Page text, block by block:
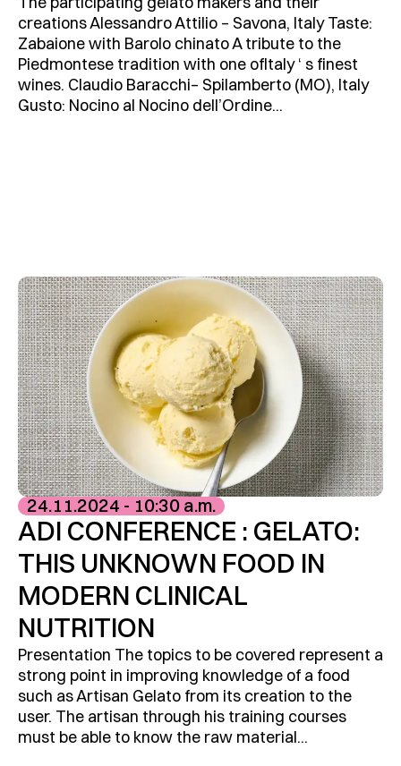
creations Alessandro Attilio – Savona, Italy Taste:
Zabaione with Barolo chinato A tribute to the
Piedmontese tradition with one ofItaly ‘ s finest
wines. Claudio Baracchi– Spilamberto (MO), Italy
Gusto: Nocino al Nocino dell’Ordine...
24.11.2024 - 10:30 a.m.
ADI CONFERENCE : GELATO:
THIS UNKNOWN FOOD IN
MODERN CLINICAL
NUTRITION
Presentation The topics to be covered represent a
strong point in improving knowledge of a food
such as Artisan Gelato from its creation to the
user. The artisan through his training courses
must be able to know the raw material...